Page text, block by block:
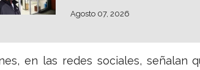
Agosto 07, 2026
en las redes sociales, señalan